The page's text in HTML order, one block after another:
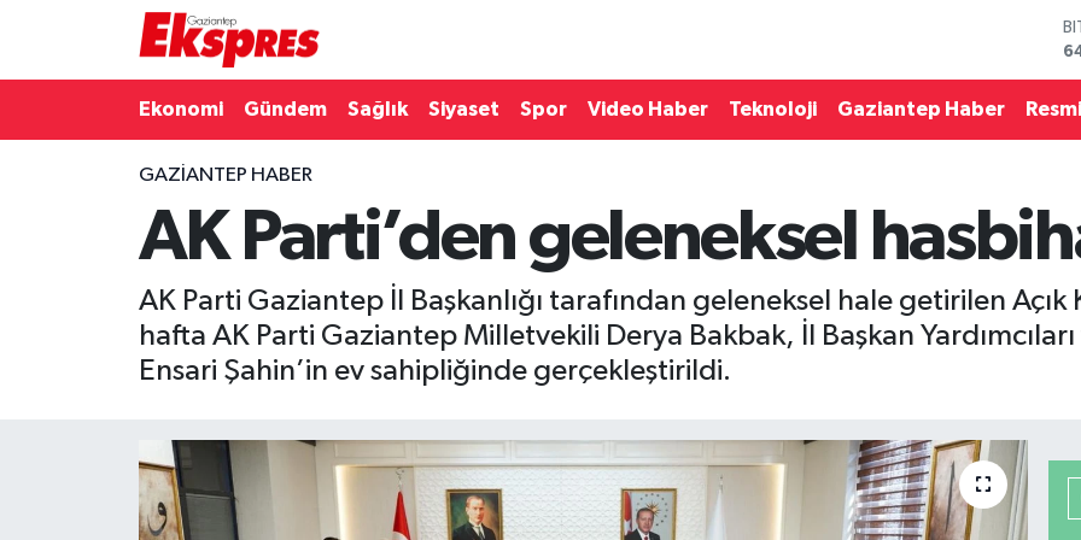
Ekonomi Gündem Sağlık Siyaset Spor Video Haber Teknoloji Gaziantep Haber
GAZIANTEP HABER
AK Parti’den geleneksel
AK Parti Gaziantep İl Başkanlığı tarafından geleneksel hale getirilen
hafta AK Parti Gaziantep Milletvekili Derya Bakbak, İl Başkan Yardımcıları
Ensari Şahin’in ev sahipliğinde gerçekleştirildi.
Gaziantep son dakika
Gündem
Kültür Sanat
Magazin
Puan Durumu ve Fikstür
Son Dakika Haberleri